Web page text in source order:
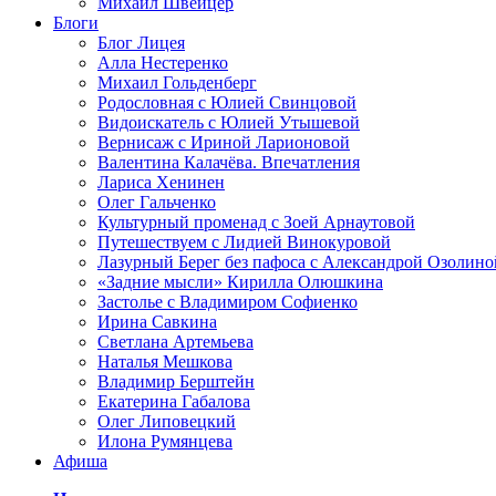
Блоги
Блог Лицея
Алла Нестеренко
Михаил Гольденберг
Родословная с Юлией Свинцовой
Видоискатель с Юлией Утышевой
Вернисаж с Ириной Ларионовой
Валентина Калачёва. Впечатления
Лариса Хенинен
Олег Гальченко
Культурный променад с Зоей Арнаутовой
Путешествуем с Лидией Винокуровой
Лазурный Берег без пафоса с Александрой
«Задние мысли» Кирилла Олюшкина
Застолье с Владимиром Софиенко
Ирина Савкина
Светлана Артемьева
Наталья Мешкова
Владимир Берштейн
Екатерина Габалова
Олег Липовецкий
Илона Румянцева
Афиша